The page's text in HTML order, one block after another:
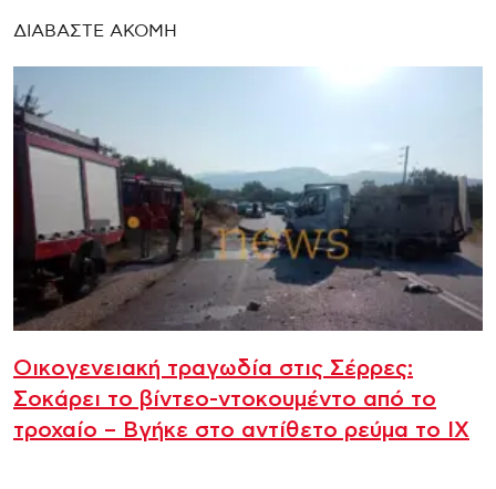
ΔΙΑΒΑΣΤΕ ΑΚΟΜΗ
Οικογενειακή τραγωδία στις Σέρρες:
Σοκάρει το βίντεο-ντοκουμέντο από το
τροχαίο – Βγήκε στο αντίθετο ρεύμα το ΙΧ